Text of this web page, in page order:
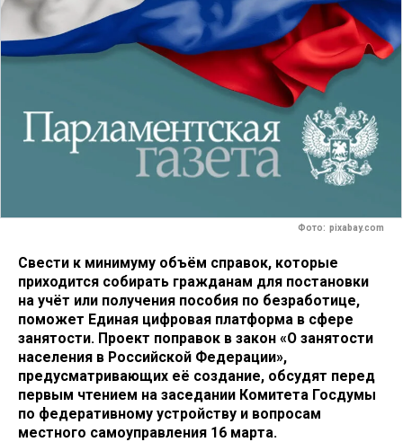
Фото: pixabay.com
Свести к минимуму объём справок, которые
приходится собирать гражданам для постановки
на учёт или получения пособия по безработице,
поможет Единая цифровая платформа в сфере
занятости. Проект поправок в закон «О занятости
населения в Российской Федерации»,
предусматривающих её создание, обсудят перед
первым чтением на заседании Комитета Госдумы
по федеративному устройству и вопросам
местного самоуправления 16 марта.